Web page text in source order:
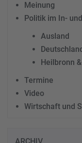
Meinung
Politik im In-
Ausland
Deutschland
Heilbronn
Termine
Video
Wirtschaft und